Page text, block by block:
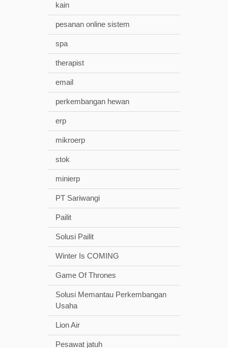
kain
pesanan online sistem
spa
therapist
email
perkembangan hewan
erp
mikroerp
stok
minierp
PT Sariwangi
Pailit
Solusi Pailit
Winter Is COMING
Game Of Thrones
Solusi Memantau Perkembangan
Usaha
Lion Air
Pesawat jatuh